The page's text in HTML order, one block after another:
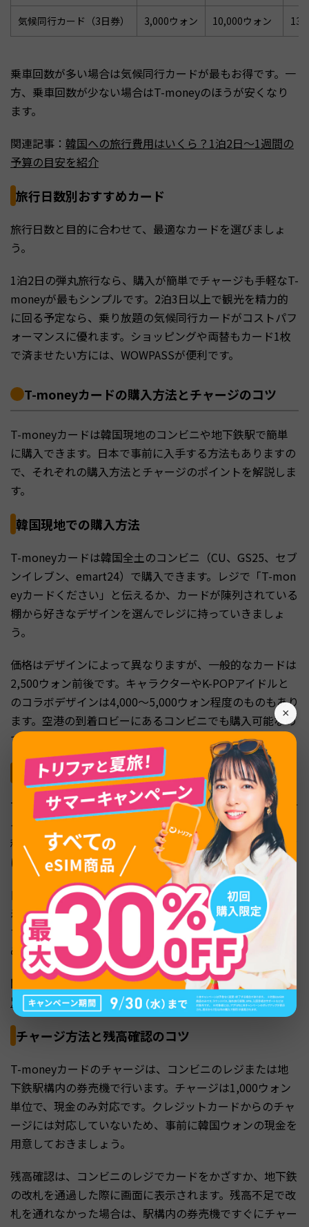
×
気候同行カード（3日券） 3,000ウォン 10,000ウォン
乗車回数が多い場合は気候同行カードが最もお得です。一
方、乗車回数が少ない場合はT-moneyのほうが安くなり
ます。
関連記事： 韓国への旅行費用はいくら？1泊2日〜1週間の
予算の目安を紹介
旅行日数別おすすめカード
旅行日数と目的に合わせて、最適なカードを選びましょ
う。
1泊2日の弾丸旅行なら、購入が簡単でチャージも手軽なT-
moneyが最もシンプルです。2泊3日以上で観光を精力的
に回る予定なら、乗り放題の気候同行カードがコストパフ
ォーマンスに優れます。ショッピングや両替もカード1枚
で済ませたい方には、WOWPASSが便利です。
T-moneyカードの購入方法とチャージのコツ
T-moneyカードは韓国現地のコンビニや地下鉄駅で簡単
に購入できます。日本で事前に入手する方法もありますの
で、それぞれの購入方法とチャージのポイントを解説しま
す。
韓国現地での購入方法
T-moneyカードは韓国全土のコンビニ（CU、GS25、セブ
ンイレブン、emart24）で購入できます。レジで「T-mon
eyカードください」と伝えるか、カードが陳列されている
棚から好きなデザインを選んでレジに持っていきましょ
う。
価格はデザインによって異なりますが、一般的なカードは
2,500ウォン前後です。キャラクターやK-POPアイドルと
のコラボデザインは4,000〜5,000ウォン程度のものもあり
ます。空港の到着ロビーにあるコンビニでも購入可能なの
で、到着してすぐに手に入れられます。
日本での事前購入方法
T-moneyカードは日本でもAmazonや楽天市場などのECサ
イトで購入できます。現地購入より割高（1,000〜4,000円
程度）にはなりますが、到着後にコンビニを探す手間が省
けるメリットがあります。
日本で購入したカードは未チャージの状態のため、韓国到
着後にコンビニや地下鉄駅の券売機でチャージが必要で
す。なお、日本国内でのチャージには対応していないた
め、事前チャージはできない点に注意してください。
関連記事：韓国旅行で入れるべきアプリまとめ【シーン
別】
チャージ方法と残高確認のコツ
T-moneyカードのチャージは、コンビニのレジまたは地
下鉄駅構内の券売機で行います。チャージは1,000ウォン
単位で、現金のみ対応です。クレジットカードからのチャ
ージには対応していないため、事前に韓国ウォンの現金を
用意しておきましょう。
残高確認は、コンビニのレジでカードをかざすか、地下鉄
の改札を通過した際に画面に表示されます。残高不足で改
札を通れなかった場合は、駅構内の券売機ですぐにチャー